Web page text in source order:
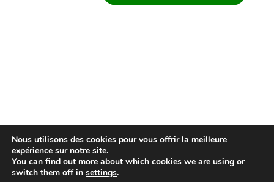
Nous utilisons des cookies pour vous offrir la meilleure
expérience sur notre site.
You can find out more about which cookies we are using or
switch them off in settings.